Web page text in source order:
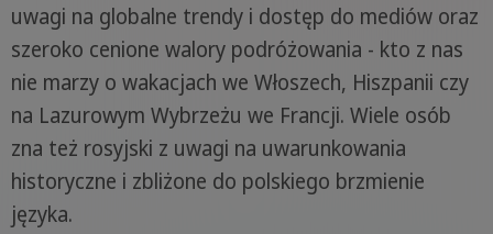
uwagi na globalne trendy i dostęp do mediów oraz
szeroko cenione walory podróżowania - kto z nas
nie marzy o wakacjach we Włoszech, Hiszpanii czy
na Lazurowym Wybrzeżu we Francji. Wiele osób
zna też rosyjski z uwagi na uwarunkowania
historyczne i zbliżone do polskiego brzmienie
języka.